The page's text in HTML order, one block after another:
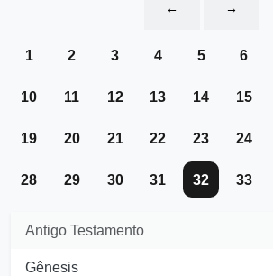
Antigo Testamento
Gênesis
← →
1 2 3 4 5 6
10 11 12 13 14 15
19 20 21 22 23 24
28 29 30 31 32 33